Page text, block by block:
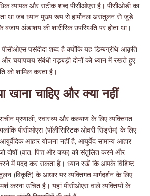
व्यापक और सटीक शब्द पीसीओएस है। पीसीओडी का
था जब ध्यान मुख्य रूप से हार्मोनल असंतुलन से जुड़े
अंडाशय की शारीरिक उपस्थिति पर होता था।
पसंदीदा शब्द है क्योंकि यह डिम्बग्रंथि आकृति
और चयापचय संबंधी गड़बड़ी दोनों को ध्यान में रखते हुए
को शामिल करता है।
खाना चाहिए और क्या नहीं
प्रणाली, स्वास्थ्य और कल्याण के लिए व्यक्तिगत
पीसीओएस (पॉलीसिस्टिक ओवरी सिंड्रोम) के लिए
आहार योजना नहीं है, आयुर्वेद सामान्य आहार
जो दोषों (वात, पित्त और कफ) को संतुलित करने और
में मदद कर सकता है। ध्यान रखें कि आपके विशिष्ट
(विकृति) के आधार पर व्यक्तिगत मार्गदर्शन के लिए
करना उचित है। यहां पीसीओएस वाले व्यक्तियों के